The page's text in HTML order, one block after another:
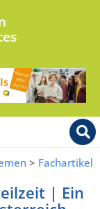
> Fachartikel
| Ein